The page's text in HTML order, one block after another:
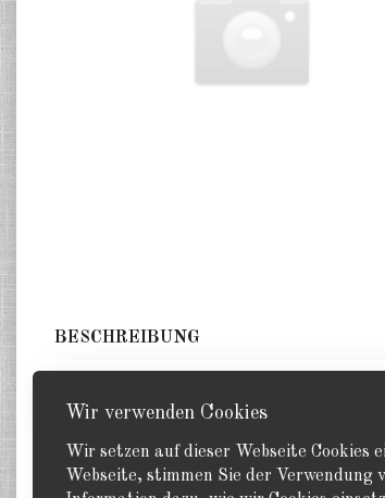
Wir verwenden Cookies
Wir setzen auf dieser Webseite Cookies
Webseite, stimmen Sie der Verwendung
BESCHREIBUNG